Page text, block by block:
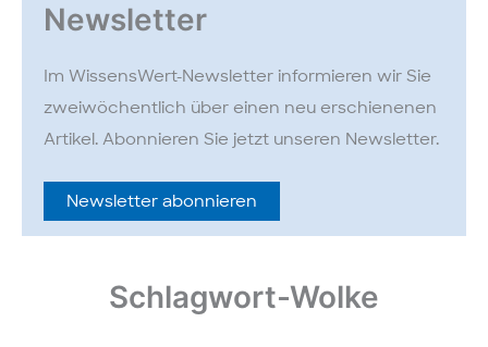
Newsletter
Im WissensWert-Newsletter informieren wir Sie
zweiwöchentlich über einen neu erschienenen
Artikel. Abonnieren Sie jetzt unseren Newsletter.
Newsletter abonnieren
Schlagwort-Wolke